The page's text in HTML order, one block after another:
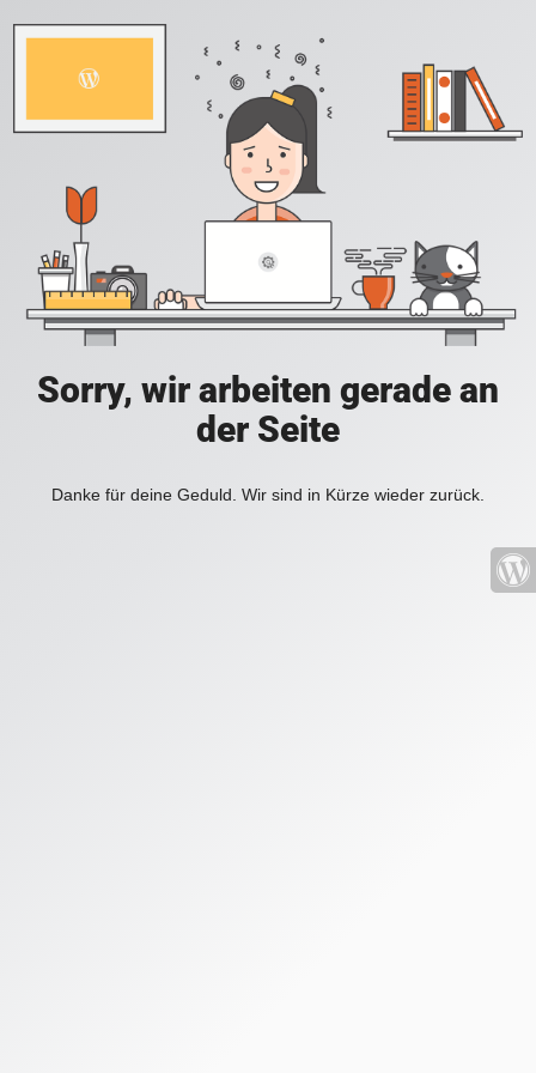
Sorry, wir arbeiten gerade an
der Seite
Danke für deine Geduld. Wir sind in Kürze wieder zurück.